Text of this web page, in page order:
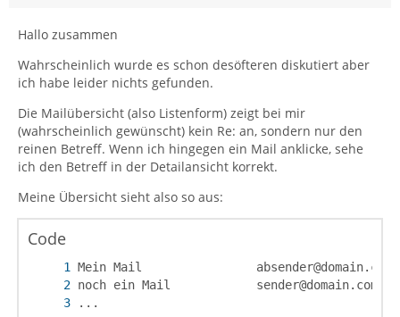
Hallo zusammen
Wahrscheinlich wurde es schon desöfteren diskutiert aber
ich habe leider nichts gefunden.
Die Mailübersicht (also Listenform) zeigt bei mir
(wahrscheinlich gewünscht) kein Re: an, sondern nur den
reinen Betreff. Wenn ich hingegen ein Mail anklicke, sehe
ich den Betreff in der Detailansicht korrekt.
Meine Übersicht sieht also so aus:
Code
...